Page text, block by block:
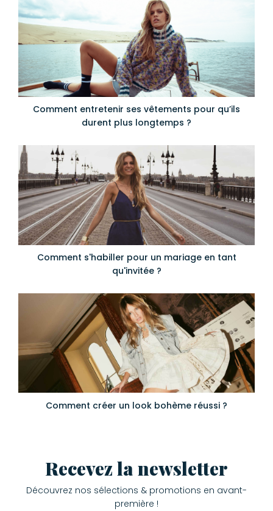
Comment entretenir ses vêtements pour qu’ils
durent plus longtemps ?
Comment s'habiller pour un mariage en tant
qu'invitée ?
Comment créer un look bohème réussi ?
Recevez la newsletter
Découvrez nos sélections & promotions en avant-
première !